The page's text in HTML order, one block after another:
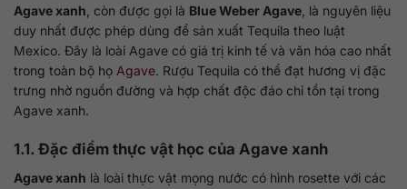
Agave xanh , còn được gọi là Blue Weber Agave , là nguyên liệu
duy nhất được phép dùng để sản xuất Tequila theo luật
Mexico. Đây là loài Agave có giá trị kinh tế và văn hóa cao nhất
trong toàn bộ họ Agave. Rượu Tequila có thể đạt hương vị đặc
trưng nhờ nguồn đường và hợp chất độc đáo chỉ tồn tại trong
Agave xanh.
1.1. Đặc điểm thực vật học của Agave xanh
Agave xanh là loài thực vật mọng nước có hình rosette với các